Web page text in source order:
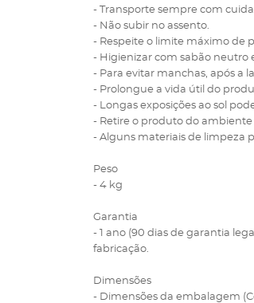
- Transporte sempre com
- Não subir no assento.
- Respeite o limite máximo de
- Higienizar com sabão neutro
- Para evitar manchas, após a
- Prolongue a vida útil do
- Longas exposições ao sol
- Retire o produto do
- Alguns materiais de limpeza
Peso
- 4 kg
Garantia
- 1 ano (90 dias de garantia
fabricação.
Dimensões
- Dimensões da embalagem